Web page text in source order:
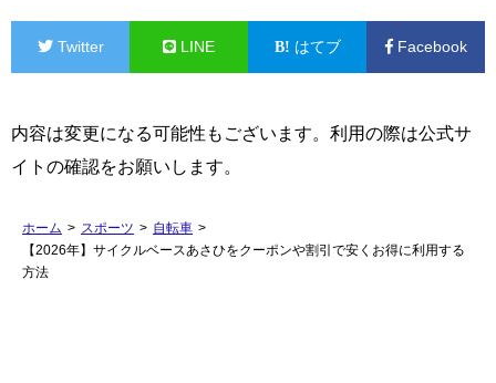
Twitter LINE はてブ Facebook
内容は変更になる可能性もございます。利用の際は公式サ
イトの確認をお願いします。
ホーム > スポーツ > 自転車 >
【2026年】サイクルベースあさひをクーポンや割引で安くお得に利用する
方法